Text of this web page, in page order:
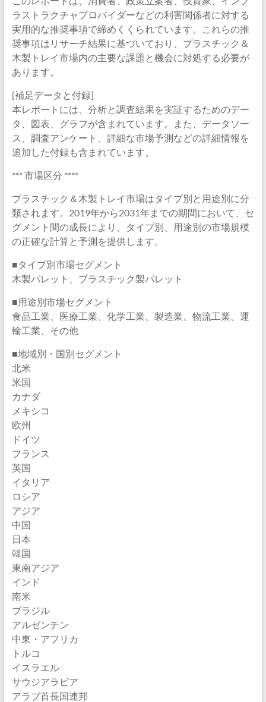
ラストラクチャプロバイダーなどの利害関係者に対する
実用的な推奨事項で締めくくられています。これらの推
奨事項はリサーチ結果に基づいており、プラスチック＆
木製トレイ市場内の主要な課題と機会に対処する必要が
あります。
[補足データと付録]
本レポートには、分析と調査結果を実証するためのデー
タ、図表、グラフが含まれています。また、データソー
ス、調査アンケート、詳細な市場予測などの詳細情報を
追加した付録も含まれています。
*** 市場区分 ****
プラスチック＆木製トレイ市場はタイプ別と用途別に分
類されます。2019年から2031年までの期間において、セ
グメント間の成長により、タイプ別、用途別の市場規模
の正確な計算と予測を提供します。
■タイプ別市場セグメント
木製パレット、プラスチック製パレット
■用途別市場セグメント
食品工業、医療工業、化学工業、製造業、物流工業、運
輸工業、その他
■地域別・国別セグメント
北米
米国
カナダ
メキシコ
欧州
ドイツ
フランス
英国
イタリア
ロシア
アジア
中国
日本
韓国
東南アジア
インド
南米
ブラジル
アルゼンチン
中東・アフリカ
トルコ
イスラエル
サウジアラビア
アラブ首長国連邦